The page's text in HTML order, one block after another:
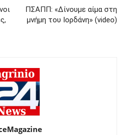
ΠΣΑΠΠ: «Δίνουμε αίμα στη
μνήμη του Ιορδάνη» (video)